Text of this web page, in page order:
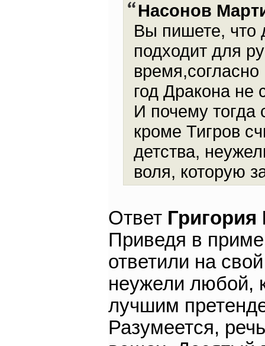
Насонов
Вы пишете, что
подходит для
год Дракона не
И почему
кроме Тигров
детства,
воля, которую
Ответ
Приведя в
ответили на
неужели любой,
лучшим
Разумеется,